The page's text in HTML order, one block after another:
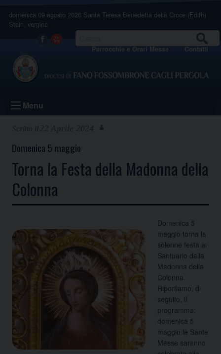
content
domenica 09 agosto 2026 Santa Teresa Benedetta della Croce (Edith)
Stein, vergine
Facebook
Youtube Parrocchie e Orari Messe Contatti
Menu
Domenica 5 maggio
Torna la Festa della Madonna della
Colonna
Domenica 5
maggio torna la
solenne festa al
Santuario della
Madonna della
Colonna.
Riportiamo, di
seguito, il
programma:
domenica 5
maggio le Sante
Messe saranno